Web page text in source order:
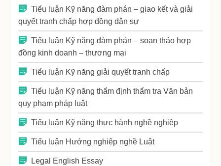
Tiểu luận Kỹ năng đàm phán – giao kết và giải
quyết tranh chấp hợp đồng dân sự
Tiểu luận Kỹ năng đàm phán – soạn thảo hợp
đồng kinh doanh – thương mại
Tiểu luận Kỹ năng giải quyết tranh chấp
Tiểu luận Kỹ năng thẩm định thẩm tra Văn bản
quy phạm pháp luật
Tiểu luận Kỹ năng thực hành nghề nghiệp
Tiểu luận Hướng nghiệp nghề Luật
Legal English Essay